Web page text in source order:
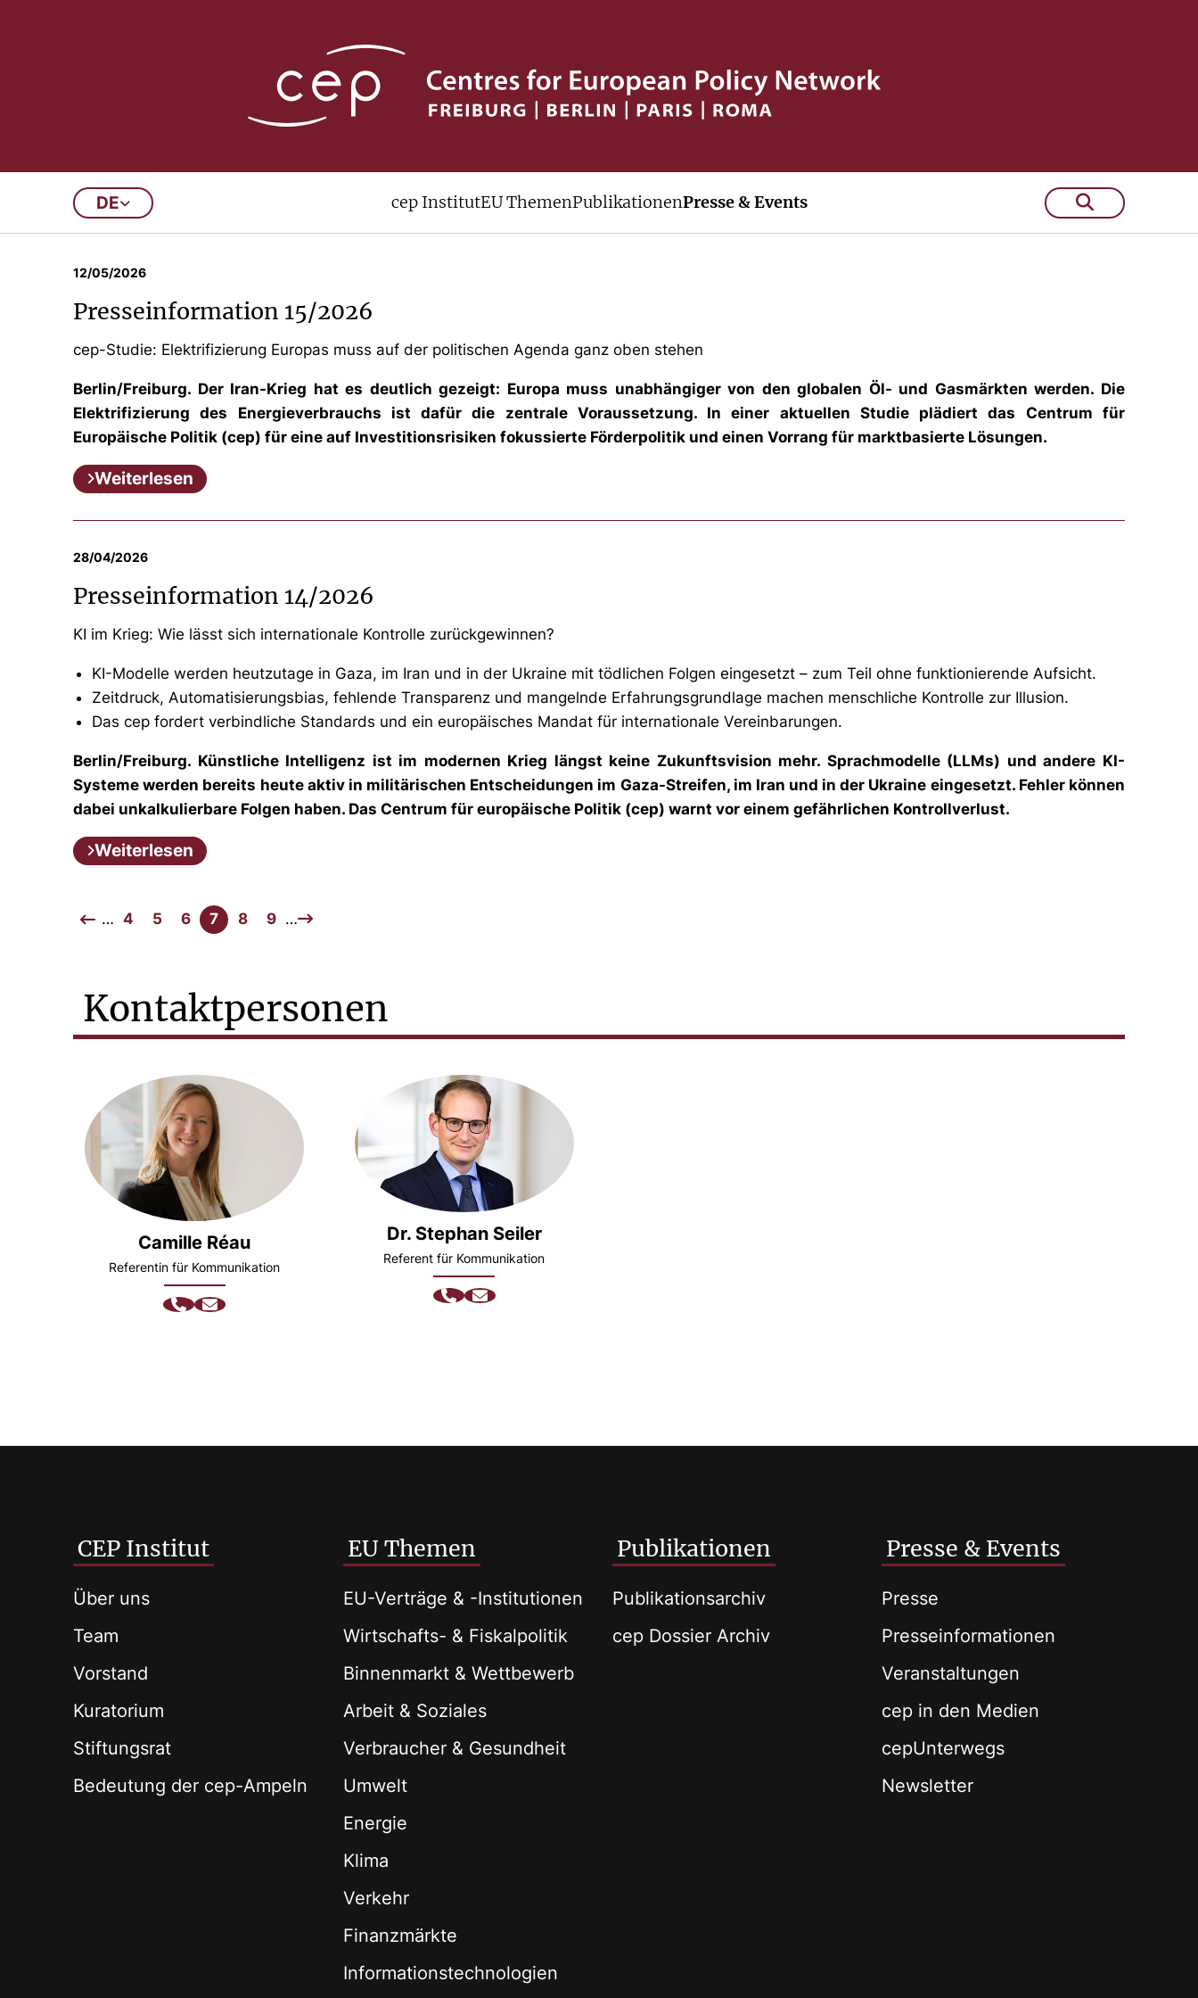
DE cep InstitutEU ThemenPublikationenPresse & Events
Presseinformationen
… 4 5
12/05/2026
Presseinformation 15/2026
cep-Studie: Elektrifizierung Europas muss auf der politischen Agenda ganz oben stehen
Berlin/Freiburg. Der Iran-Krieg hat es deutlich gezeigt: Europa muss unabhängiger von den globalen Öl- und Gasmärkten werden. Die
Elektrifizierung des Energieverbrauchs ist dafür die zentrale Voraussetzung. In einer aktuellen Studie plädiert das Centrum für
Europäische Politik (cep) für eine auf Investitionsrisiken fokussierte Förderpolitik und einen Vorrang für marktbasierte Lösungen.
Weiterlesen
28/04/2026
Presseinformation 14/2026
KI im Krieg: Wie lässt sich internationale Kontrolle zurückgewinnen?
KI-Modelle werden heutzutage in Gaza, im Iran und in der Ukraine mit tödlichen Folgen eingesetzt – zum Teil ohne funktionierende Aufsicht.
Zeitdruck, Automatisierungsbias, fehlende Transparenz und mangelnde Erfahrungsgrundlage machen menschliche Kontrolle zur Illusion.
Das cep fordert verbindliche Standards und ein europäisches Mandat für internationale Vereinbarungen.
Berlin/Freiburg. Künstliche Intelligenz ist im modernen Krieg längst keine Zukunftsvision mehr. Sprachmodelle (LLMs) und andere KI-
Systeme werden bereits heute aktiv in militärischen Entscheidungen im Gaza-Streifen, im Iran und in der Ukraine eingesetzt. Fehler können
dabei unkalkulierbare Folgen haben. Das Centrum für europäische Politik (cep) warnt vor einem gefährlichen Kontrollverlust.
Weiterlesen
… 4 5 6 7 8 9 …
Kontaktpersonen
Camille Réau
Referentin für Kommunikation
Dr. Stephan Seiler
Referent für Kommunikation
CEP Institut
Über uns
Team
Vorstand
Kuratorium
Stiftungsrat
Bedeutung der cep-Ampeln
EU Themen
EU-Verträge & -Institutionen
Wirtschafts- & Fiskalpolitik
Binnenmarkt & Wettbewerb
Arbeit & Soziales
Verbraucher & Gesundheit
Umwelt
Energie
Klima
Verkehr
Finanzmärkte
Informationstechnologien
Publikationen
Publikationsarchiv
cep Dossier Archiv
Presse & Events
Presse
Presseinformationen
Veranstaltungen
cep in den Medien
cepUnterwegs
Newsletter